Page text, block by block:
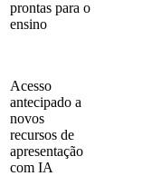
prontas para o
ensino
Acesso
antecipado a
novos
recursos de
apresentação
com IA